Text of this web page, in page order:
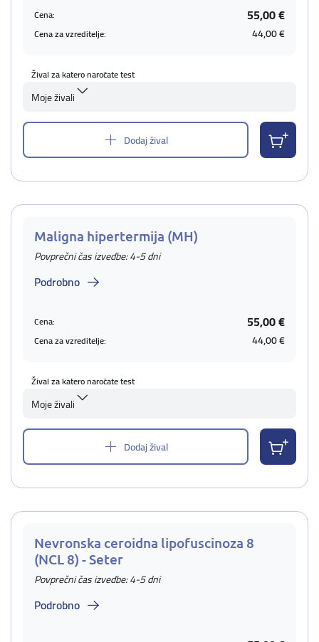
Cena: 55,00 €
Cena za vzreditelje: 44,00 €
Žival za katero naročate test
Moje živali
Dodaj žival
Maligna hipertermija (MH)
Povprečni čas izvedbe: 4-5 dni
Podrobno
Cena: 55,00 €
Cena za vzreditelje: 44,00 €
Žival za katero naročate test
Moje živali
Dodaj žival
Nevronska ceroidna lipofuscinoza 8
(NCL 8) - Seter
Povprečni čas izvedbe: 4-5 dni
Podrobno